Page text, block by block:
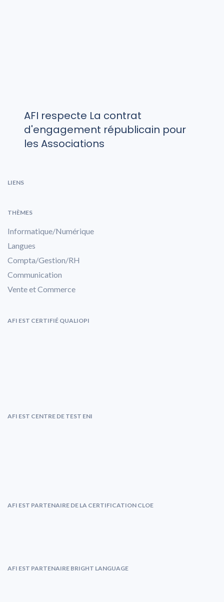
AFI respecte La contrat
d'engagement républicain pour
les Associations
LIENS
THÈMES
Informatique/Numérique
Langues
Compta/Gestion/RH
Communication
Vente et Commerce
AFI EST CERTIFIÉ QUALIOPI
AFI EST CENTRE DE TEST ENI
AFI EST PARTENAIRE DE LA CERTIFICATION CLOE
AFI EST PARTENAIRE BRIGHT LANGUAGE